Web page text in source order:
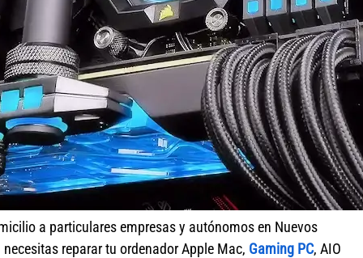
a particulares empresas y autónomos en Nuevos
reparar tu ordenador Apple Mac, Gaming PC, AIO